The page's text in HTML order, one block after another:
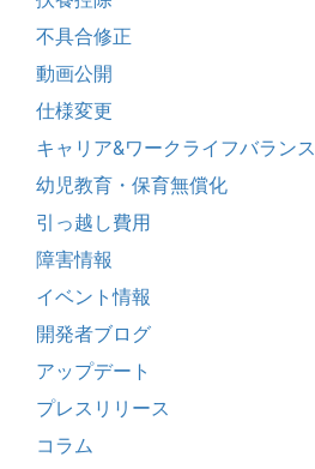
不具合修正
動画公開
仕様変更
キャリア&ワークライフバランス
幼児教育・保育無償化
引っ越し費用
障害情報
イベント情報
開発者ブログ
アップデート
プレスリリース
コラム